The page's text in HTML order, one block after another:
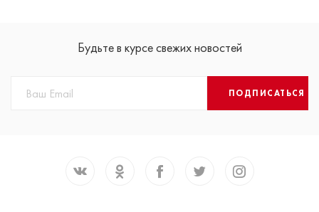
Будьте в курсе свежих новостей
ПОДПИСАТЬСЯ